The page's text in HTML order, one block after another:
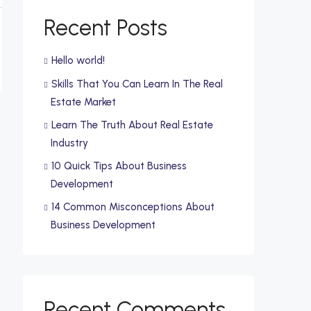
Recent Posts
Hello world!
Skills That You Can Learn In The Real
Estate Market
Learn The Truth About Real Estate
Industry
10 Quick Tips About Business
Development
14 Common Misconceptions About
Business Development